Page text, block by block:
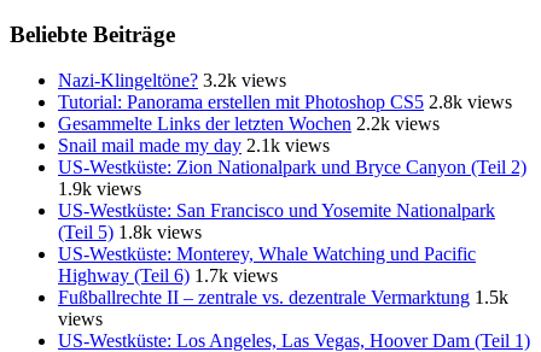
Beliebte Beiträge
Nazi-Klingeltöne? 3.2k views
Tutorial: Panorama erstellen mit Photoshop CS5 2.8k views
Gesammelte Links der letzten Wochen 2.2k views
Snail mail made my day 2.1k views
US-Westküste: Zion Nationalpark und Bryce Canyon (Teil 2)
1.9k views
US-Westküste: San Francisco und Yosemite Nationalpark
(Teil 5) 1.8k views
US-Westküste: Monterey, Whale Watching und Pacific
Highway (Teil 6) 1.7k views
Fußballrechte II – zentrale vs. dezentrale Vermarktung 1.5k
views
US-Westküste: Los Angeles, Las Vegas, Hoover Dam (Teil 1)